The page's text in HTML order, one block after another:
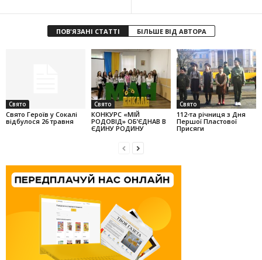
ПОВ'ЯЗАНІ СТАТТІ БІЛЬШЕ ВІД АВТОРА
Свято
Свято Героїв у Сокалі
відбулося 26 травня
Свято
КОНКУРС «МІЙ
РОДОВІД» ОБ’ЄДНАВ В
ЄДИНУ РОДИНУ
Свято
112-та річниця з Дня
Першої Пластової
Присяги